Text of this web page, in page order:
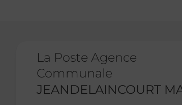
La Poste Agence
Communale
JEANDELAINCOURT